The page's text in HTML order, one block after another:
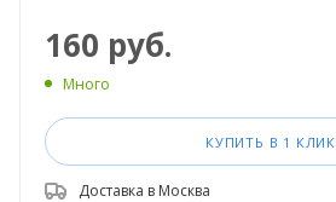
160 руб.
Много
КУПИТЬ В 1 КЛИК
Доставка в Москва